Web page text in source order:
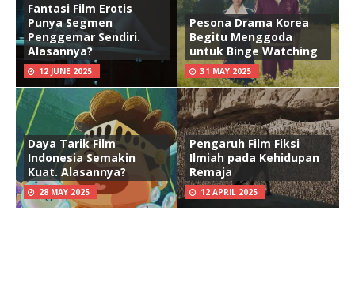
Fantasi Film Erotis
Punya Segmen
Penggemar Sendiri.
Alasannya?
12 JUNE 2025
Pesona Drama Korea
Begitu Menggoda
untuk Binge Watching
31 MAY 2025
Daya Tarik Film
Indonesia Semakin
Kuat. Alasannya?
28 MAY 2025
Pengaruh Film Fiksi
Ilmiah pada Kehidupan
Remaja
12 APRIL 2025